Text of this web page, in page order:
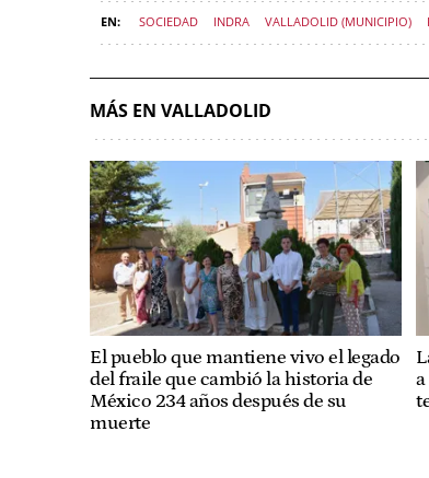
SOCIEDAD INDRA VALLADOLID (MUNICIPIO)
MÁS EN VALLADOLID
El pueblo que mantiene vivo el legado
del fraile que cambió la historia de
México 234 años después de su
muerte